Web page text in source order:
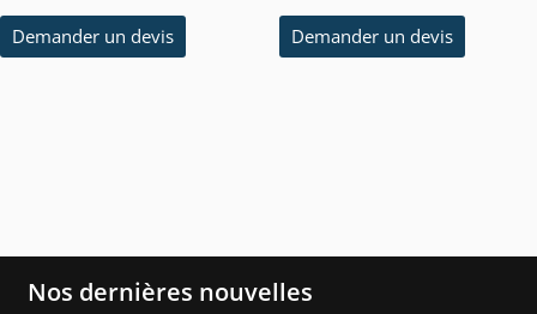
Demander un devis Demander un devis
Nos dernières nouvelles